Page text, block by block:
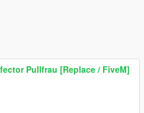
Pullfrau [Replace / FiveM]